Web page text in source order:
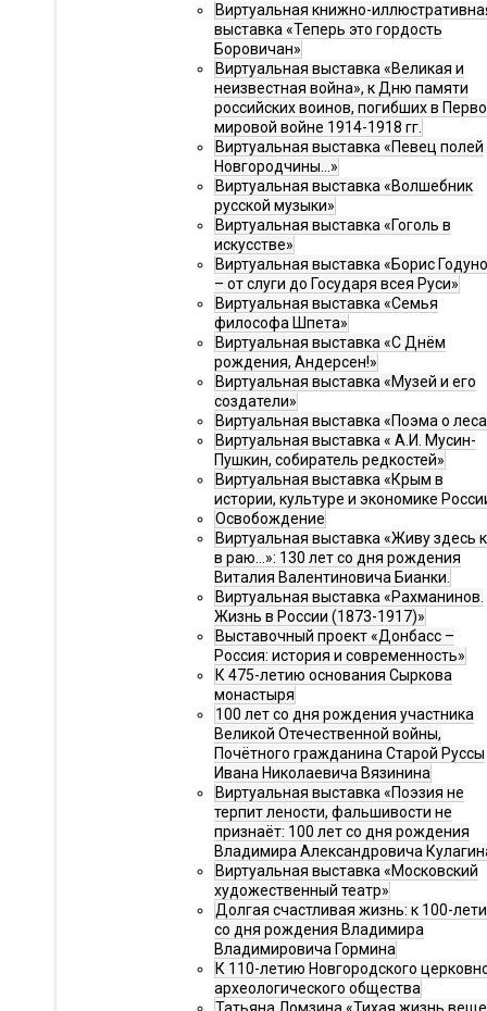
Виртуальная книжно-
выставка «Теперь это гордость
Боровичан»
Виртуальная выставка «Великая и
неизвестная война», к Дню памяти
российских воинов, погибших в
мировой войне 1914-1918 гг.
Виртуальная выставка «Певец полей
Новгородчины…»
Виртуальная выставка «Волшебник
русской музыки»
Виртуальная выставка «Гоголь в
искусстве»
Виртуальная выставка «Борис
– от слуги до Государя всея Руси»
Виртуальная выставка «Семья
философа Шпета»
Виртуальная выставка «С Днём
рождения, Андерсен!»
Виртуальная выставка «Музей и его
создатели»
Виртуальная выставка «Поэма о
Виртуальная выставка « А.И. Мусин-
Пушкин, собиратель редкостей»
Виртуальная выставка «Крым в
истории, культуре и экономике
Освобождение
Виртуальная выставка «Живу здесь
в раю…»: 130 лет со дня рождения
Виталия Валентиновича Бианки.
Виртуальная выставка «Рахманинов.
Жизнь в России (1873-1917)»
Выставочный проект «Донбасс –
Россия: история и современность»
К 475-летию основания Сыркова
монастыря
100 лет со дня рождения участника
Великой Отечественной войны,
Почётного гражданина Старой Руссы
Ивана Николаевича Вязинина
Виртуальная выставка «Поэзия не
терпит лености, фальшивости не
признаёт: 100 лет со дня рождения
Владимира Александровича
Виртуальная выставка «Московский
художественный театр»
Долгая счастливая жизнь: к 100-
со дня рождения Владимира
Владимировича Гормина
К 110-летию Новгородского
археологического общества